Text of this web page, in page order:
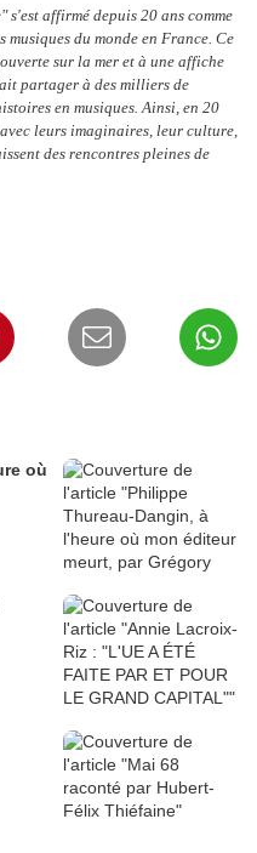
s'est affirmé depuis 20 ans comme
musiques du monde en France. Ce
sur la mer et à une affiche
partager à des milliers de
en musiques. Ainsi, en 20
leurs imaginaires, leur culture,
des rencontres pleines de
où